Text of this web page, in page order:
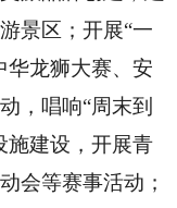
景区；开展“一
华龙狮大赛、安
，唱响“周末到
施建设，开展青
会等赛事活动；